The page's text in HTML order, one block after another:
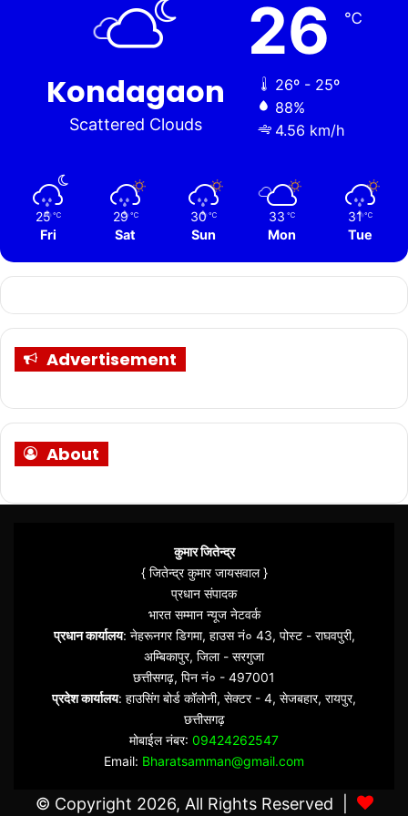
Kondagaon
Scattered Clouds
26 ℃
26º - 25º
88%
4.56 km/h
25 ℃
Fri
29 ℃
Sat
30 ℃
Sun
33 ℃
Mon
31 ℃
Tue
Advertisement
About
कुमार जितेन्द्र
{ जितेन्द्र कुमार जायसवाल }
प्रधान संपादक
भारत सम्मान न्यूज नेटवर्क
प्रधान कार्यालय: नेहरूनगर डिगमा, हाउस नं० 43, पोस्ट - राघवपुरी,
अम्बिकापुर, जिला - सरगुजा
छत्तीसगढ़, पिन नं० - 497001
प्रदेश कार्यालय: हाउसिंग बोर्ड कॉलोनी, सेक्टर - 4, सेजबहार, रायपुर,
छत्तीसगढ़
मोबाईल नंबर: 09424262547
Email: Bharatsamman@gmail.com
© Copyright 2026, All Rights Reserved |